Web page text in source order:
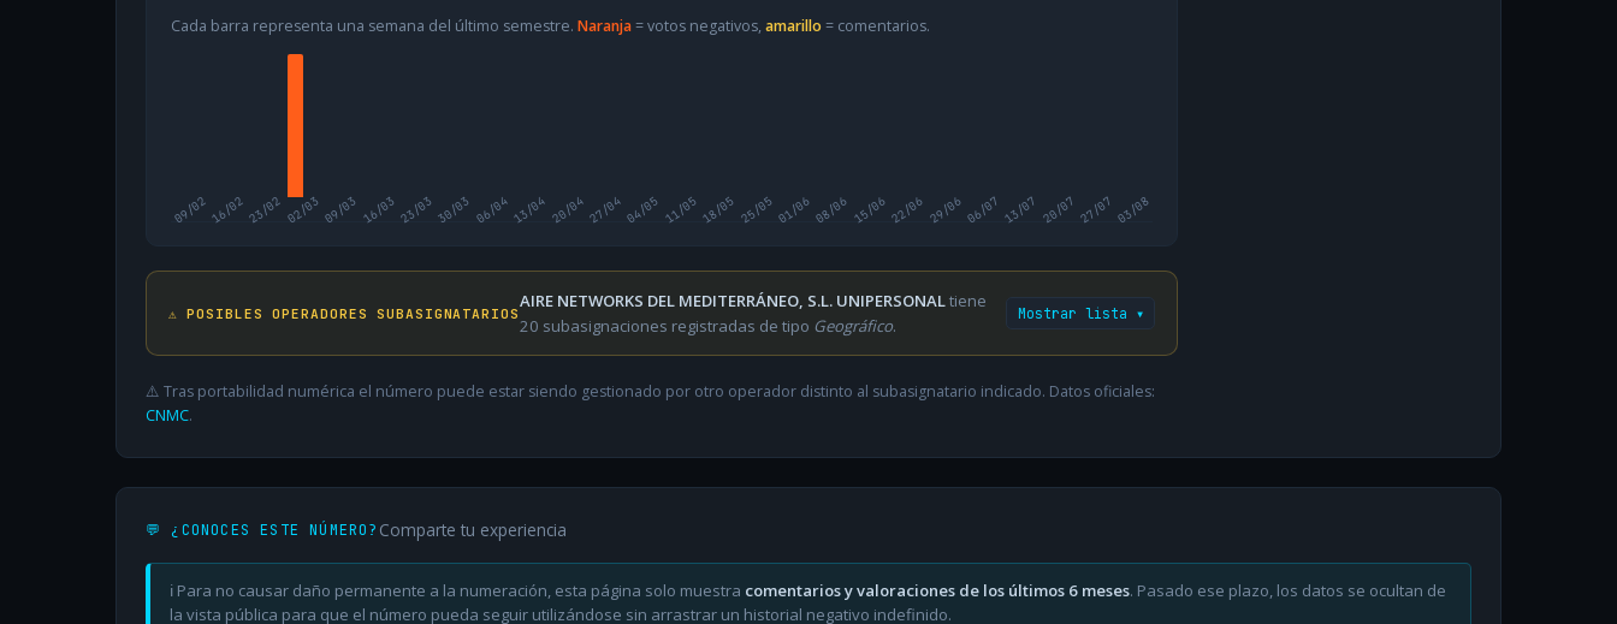
Cada barra representa una semana del último semestre. Naranja= votos negativos, amarillo = comentarios.
09/0216/0223/02 02/03 09/03 16/03 23/03 30/03 06/0413/04 20/0427/0404/05 11/0518/05 25/0501/0608/06 15/0622/06 29/0606/07 13/07 20/07 27/07 03/08
⚠️ POSIBLES OPERADORES SUBASIGNATARIOS
AIRE NETWORKS DEL MEDITERRÁNEO, S.L. UNIPERSONALtiene
20 subasignaciones registradas de tipo Geográfico.
Mostrar lista ▾
⚠️ Tras portabilidad numérica el número puede estar siendo gestionado por otro operador distinto al subasignatario indicado. Datos oficiales:
CNMC.
💬 ¿CONOCES ESTE NÚMERO? Comparte tu experiencia
ℹ️ Para no causar daño permanente a la numeración, esta página solo muestra comentarios y valoraciones de los últimos 6 meses. Pasado ese plazo, los datos se ocultan de
la vista pública para que el número pueda seguir utilizándose sin arrastrar un historial negativo indefinido.